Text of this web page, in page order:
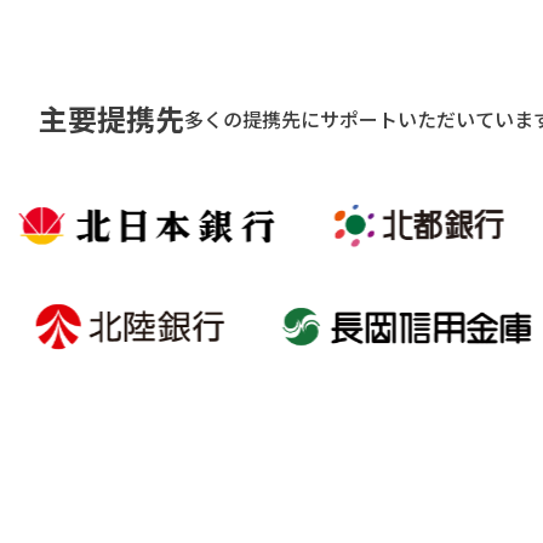
主要提携先多くの提携先にサポートいただいていま